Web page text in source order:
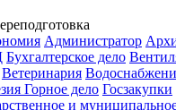
Администратор
Бухгалтерское дело
Ветеринария
Горное дело Госзакупки
и